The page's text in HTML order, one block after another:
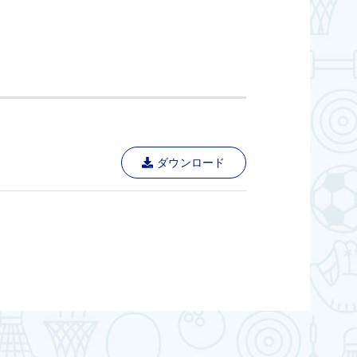
ダウンロード